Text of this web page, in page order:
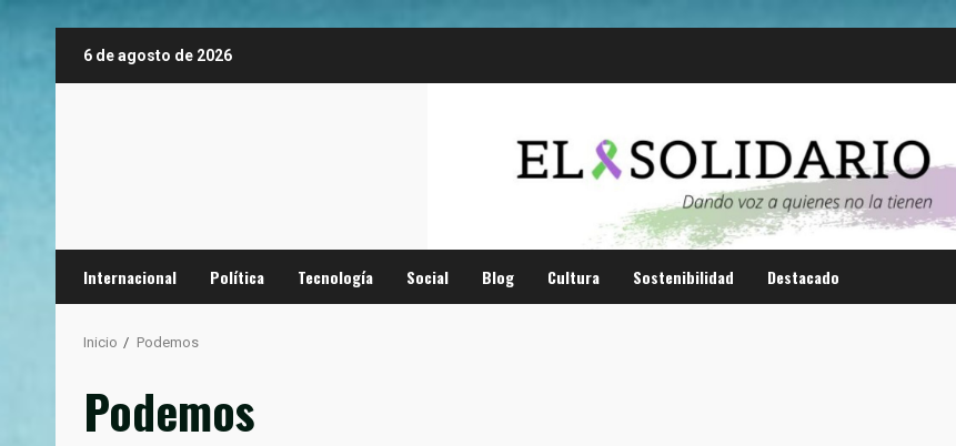
6 de agosto de 2026
Internacional Política Tecnología Social Blog Cultura Sostenibilidad Destacado
Inicio Podemos
Podemos